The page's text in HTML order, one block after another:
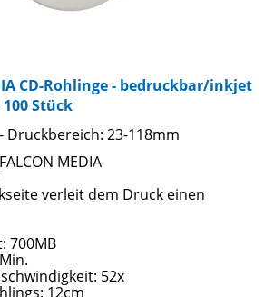
CD-Rohlinge - bedruckbar/inkjet
Stück
23-118mm
MEDIA
verleit dem Druck einen
700MB
52x
12cm